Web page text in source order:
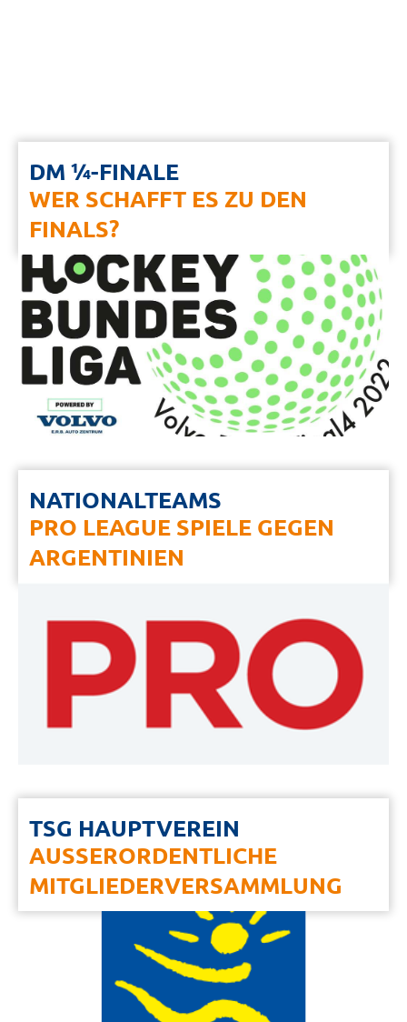
DM ¼-FINALE
WER SCHAFFT ES ZU DEN
FINALS?
NATIONALTEAMS
PRO LEAGUE SPIELE GEGEN
ARGENTINIEN
TSG HAUPTVEREIN
AUSSERORDENTLICHE
MITGLIEDERVERSAMMLUNG